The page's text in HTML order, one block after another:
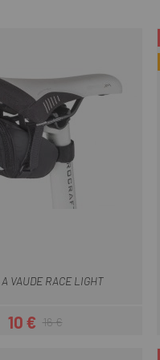
VAUDE RACE LIGHT
Prezzo
10 €Prezzo base
16 €